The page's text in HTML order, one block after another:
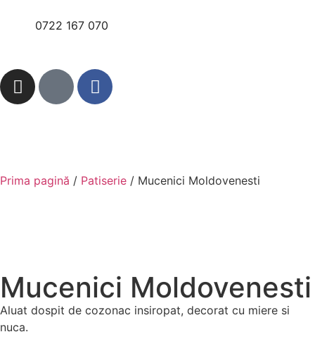
0722 167 070
Prima pagină / Patiserie / Mucenici Moldovenesti
Mucenici Moldovenesti
Aluat dospit de cozonac insiropat, decorat cu miere si
nuca.